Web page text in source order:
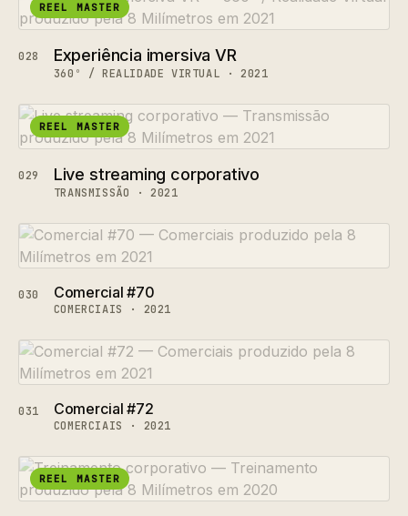
REEL MASTER
028 Experiência imersiva VR
360º / REALIDADE VIRTUAL · 2021
REEL MASTER
029 Live streaming corporativo
TRANSMISSÃO · 2021
030 Comercial #70
COMERCIAIS · 2021
031 Comercial #72
COMERCIAIS · 2021
REEL MASTER